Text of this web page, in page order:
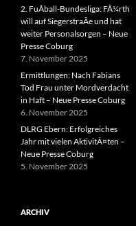
2. FuÃball-Bundesliga: FÃ¼rth
will auf SiegerstraÃe und hat
weiter Personalsorgen – Neue
Presse Coburg
7. November 2025
Ermittlungen: Nach Fabians
Tod Frau unter Mordverdacht
in Haft – Neue Presse Coburg
6. November 2025
DLRG Ebern: Erfolgreiches
Jahr mit vielen AktivitÃ¤ten –
Neue Presse Coburg
5. November 2025
ARCHIV